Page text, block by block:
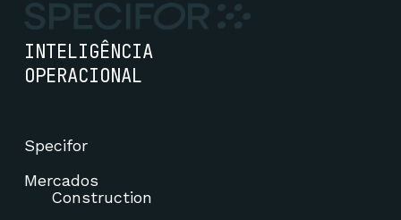
INTELIGÊNCIA
OPERACIONAL
Specifor
Mercados
Construction